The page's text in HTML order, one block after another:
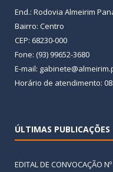
End.: Rodovia Almeirim
Bairro: Centro
CEP: 68230-000
Fone: (93) 99652-3680
E-mail:
Horário de atendimento:
ÚLTIMAS PUBLICAÇÕES
EDITAL DE CONVOCAÇÃO